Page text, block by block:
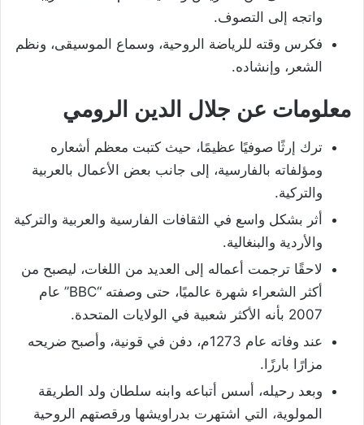
واتجه إلى التصوف.
فكرس وقته للرياضة الروحية، وسماع الموسيقى، ونظم
الشعر، وإنشاده.
معلومات عن جلال الدين الرومي
ترك إرثًا صوفيًا عظيمًا، حيث كتبت معظم أشعاره
ومؤلفاته بالفارسية، إلى جانب بعض الأعمال بالعربية
والتركية.
أثر بشكل واسع في الثقافات الفارسية والعربية والتركية
والأردية والبنغالية.
لاحقًا ترجمت أعماله إلى العديد من اللغات، ليصبح من
أكثر الشعراء شهرة عالميًا، حتى وصفته “BBC” عام
2007 بأنه الأكثر شعبية في الولايات المتحدة.
عند وفاته عام 1273م، دفن في قونية، وأصبح ضريحه
مزارًا بارزًا.
وبعد رحيله، أسس أتباعه وابنه سلطان ولد الطريقة
المولوية، التي اشتهرت بدراويشها ورقصتهم الروحية